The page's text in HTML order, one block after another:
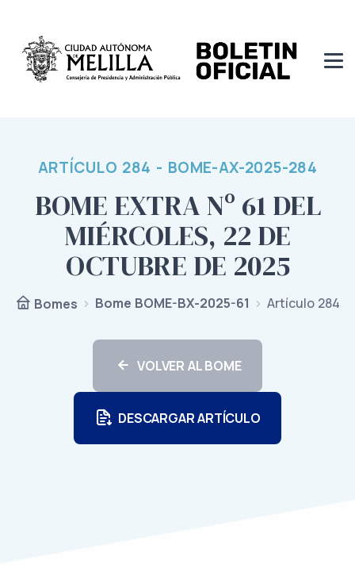
ARTÍCULO 284 - BOME-AX-2025-284
BOME EXTRA Nº 61 DEL
MIÉRCOLES, 22 DE
OCTUBRE DE 2025
Bomes Bome BOME-BX-2025-61 Artículo 284
VOLVER AL BOME
DESCARGAR ARTÍCULO